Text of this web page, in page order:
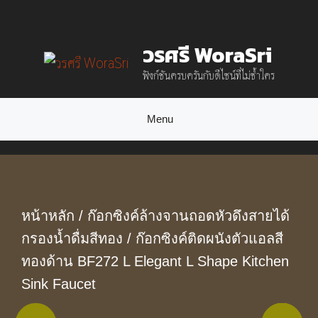
content
วรศรี WoraSri
ฟังก์ชันครบครันกับดีไซน์ที่ไม่ซ้ำใคร
Menu
หน้าหลัก / ก๊อกซิงค์ล้างจานถอดหัวดึงสายได้
กรองน้ำดื่มสีทอง / ก๊อกซิงค์ติดผนังตัวแอลสี
ทองด้าน BF272 L Elegant L Shape Kitchen
Sink Faucet